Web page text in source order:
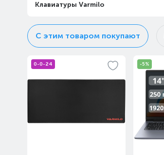
Казахстан, Алматы,
Кульджинский тракт, 106
Алматы, ТРЦ «Almaty Mall»
Казахстан, Алматы, улица
Жандосова, 83
Макатаева, 127/1
Клавиатуры Varmilo
С этим товаром покупают
0-0-24 -5%